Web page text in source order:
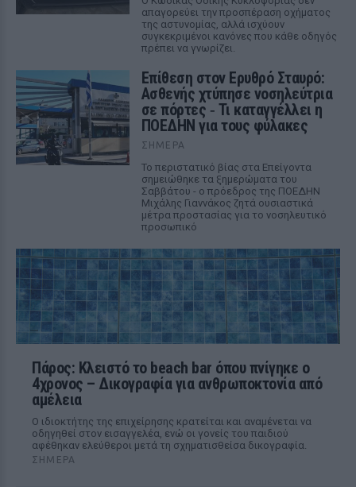
απαγορεύει την προσπέραση οχήματος
της αστυνομίας, αλλά ισχύουν
συγκεκριμένοι κανόνες που κάθε οδηγός
πρέπει να γνωρίζει.
Επίθεση στον Ερυθρό Σταυρό:
Ασθενής χτύπησε νοσηλεύτρια
σε πόρτες ‑ Τι καταγγέλλει η
ΠΟΕΔΗΝ για τους φύλακες
ΣΉΜΕΡΑ
Το περιστατικό βίας στα Επείγοντα
σημειώθηκε τα ξημερώματα του
Σαββάτου - ο πρόεδρος της ΠΟΕΔΗΝ
Μιχάλης Γιαννάκος ζητά ουσιαστικά
μέτρα προστασίας για το νοσηλευτικό
προσωπικό
Πάρος: Κλειστό το beach bar όπου πνίγηκε ο
4χρονος – Δικογραφία για ανθρωποκτονία από
αμέλεια
Ο ιδιοκτήτης της επιχείρησης κρατείται και αναμένεται να
οδηγηθεί στον εισαγγελέα, ενώ οι γονείς του παιδιού
αφέθηκαν ελεύθεροι μετά τη σχηματισθείσα δικογραφία.
ΣΉΜΕΡΑ